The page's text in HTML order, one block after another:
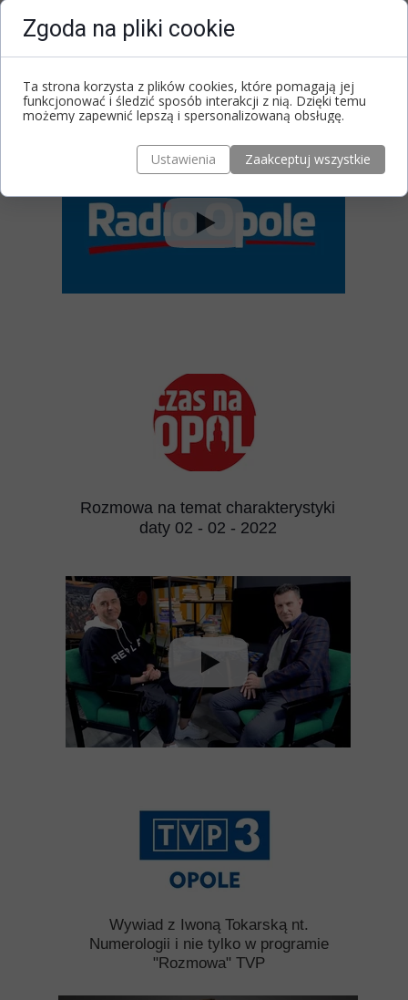
Wywiad z Iwoną Tokarską nt.
Numerologii i nie tylko w programie
"Rozmowa" TVP
Komentarz odnośnie oddziaływania
Rozmowa na temat charakterystyki
daty 02 - 02 - 2022
Zgoda na pliki cookie
Ta strona korzysta z plików cookies, które pomagają jej
funkcjonować i śledzić sposób interakcji z nią. Dzięki temu
możemy zapewnić lepszą i spersonalizowaną obsługę.
Ustawienia Zaakceptuj wszystkie